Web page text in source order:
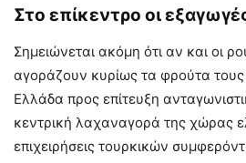
Στο επίκεντρο οι
Σημειώνεται ακόμη ότι αν και οι
αγοράζουν κυρίως τα φρούτα
Ελλάδα προς επίτευξη
κεντρική λαχαναγορά της χώρας
επιχειρήσεις τουρκικών